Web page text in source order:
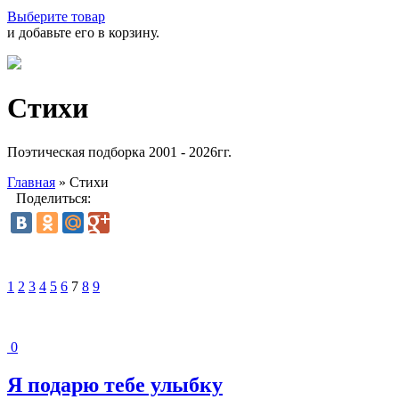
Выберите товар
и добавьте его в корзину.
Стихи
Поэтическая подборка 2001 - 2026гг.
Главная » Стихи
Поделиться:
1 2 3 4 5 6 7 8 9
0
Я подарю тебе улыбку